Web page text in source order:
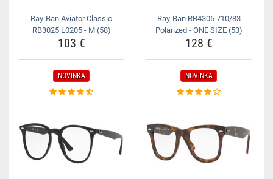
Ray-Ban Aviator Classic
RB3025 L0205 - M (58)
103 €
Ray-Ban RB4305 710/83
Polarized - ONE SIZE (53)
128 €
NOVINKA NOVINKA